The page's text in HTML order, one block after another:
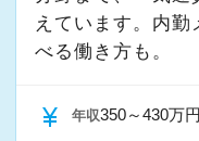
えています。内
べる働き方も。
currency_yen 年収350～430万